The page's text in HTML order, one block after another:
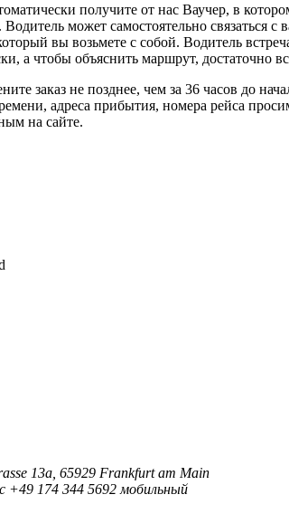
получите от нас Ваучер, в
Водитель может самостоятельно
вы возьмете с собой. Водитель
а чтобы объяснить маршрут, достаточно
заказ не позднее, чем за 36 часов до
адреса прибытия, номера рейса
на сайте.
13a, 65929 Frankfurt am Main
+49 174 344 5692 мобильный